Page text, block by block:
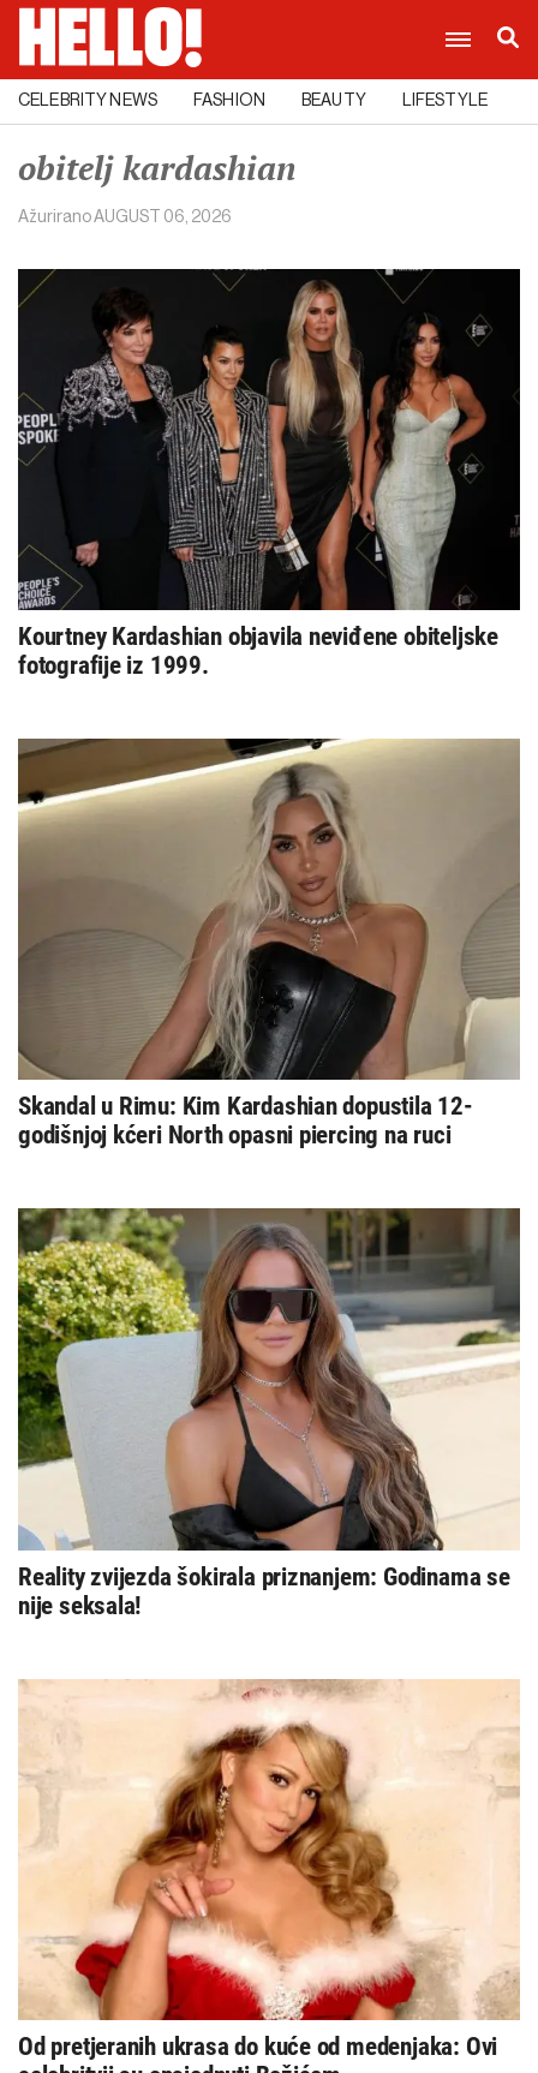
CELEBRITY NEWS FASHION BEAUTY LIFESTYLE
obitelj kardashian
AžuriranoAUGUST 06, 2026
Kourtney Kardashian objavila neviđene obiteljske
fotografije iz 1999.
Skandal u Rimu: Kim Kardashian dopustila 12-
godišnjoj kćeri North opasni piercing na ruci
Reality zvijezda šokirala priznanjem: Godinama se
nije seksala!
Od pretjeranih ukrasa do kuće od medenjaka: Ovi